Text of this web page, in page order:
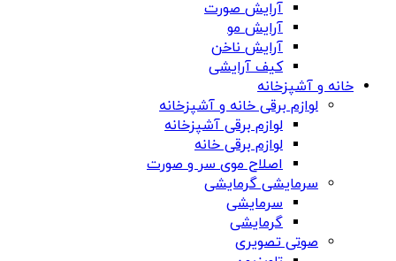
آرایش صورت
آرایش مو
آرایش ناخن
کیف آرایشی
خانه و آشپزخانه
لوازم برقی خانه و آشپزخانه
لوازم برقی آشپزخانه
لوازم برقی خانه
اصلاح موی سر و صورت
سرمایشی گرمایشی
سرمایشی
گرمایشی
صوتی تصویری